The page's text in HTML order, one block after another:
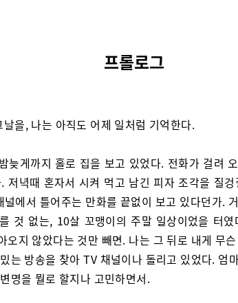
프롤로그
을, 나는 아직도 어제 일처럼 기억한다.
늦게까지 홀로 집을 보고 있었다. 전화가 걸려
저녁때 혼자서 시켜 먹고 남긴 피자 조각을 질
널에서 틀어주는 만화를 끝없이 보고 있다던가.
것 없는, 10살 꼬맹이의 주말 일상이었을 터였
오지 않았다는 것만 빼면. 나는 그 뒤로 내게 무
는 방송을 찾아 TV 채널이나 돌리고 있었다. 엄
명을 뭘로 할지나 고민하면서.